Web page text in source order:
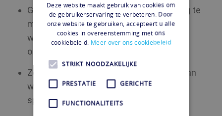
Gebruikers in staat stellen om verbinding te
maken met servers over de hele wereld,
waardoor een scala aan anders
ontoegankelijke content wordt onthuld.
Zorgen voor ononderbroken streaming van
wereldwijde series, films of
sportevenementen.
Deze website maakt gebruik van cookies om
de gebruikerservaring te verbeteren. Door
onze website te gebruiken, accepteert u alle
cookies in overeenstemming met ons
cookiebeleid. Meer over ons cookiebeleid
STRIKT NOODZAKELIJKE
PRESTATIE GERICHTE
FUNCTIONALITEITS